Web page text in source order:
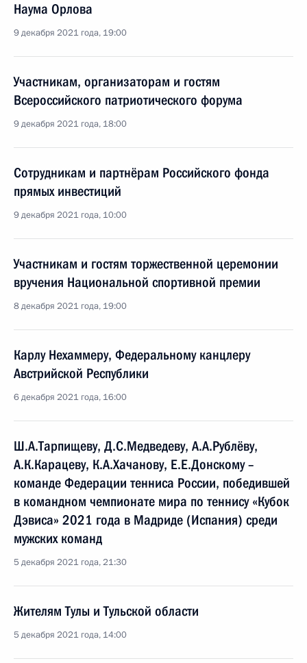
Наума Орлова
9 декабря 2021 года, 19:00
Участникам, организаторам и гостям
Всероссийского патриотического форума
9 декабря 2021 года, 18:00
Сотрудникам и партнёрам Российского фонда
прямых инвестиций
9 декабря 2021 года, 10:00
Участникам и гостям торжественной церемонии
вручения Национальной спортивной премии
8 декабря 2021 года, 19:00
Карлу Нехаммеру, Федеральному канцлеру
Австрийской Республики
6 декабря 2021 года, 16:00
Ш.А.Тарпищеву, Д.С.Медведеву, А.А.Рублёву,
А.К.Карацеву, К.А.Хачанову, Е.Е.Донскому –
команде Федерации тенниса России, победившей
в командном чемпионате мира по теннису «Кубок
Дэвиса» 2021 года в Мадриде (Испания) среди
мужских команд
5 декабря 2021 года, 21:30
Жителям Тулы и Тульской области
5 декабря 2021 года, 14:00